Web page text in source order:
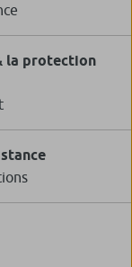
la protection